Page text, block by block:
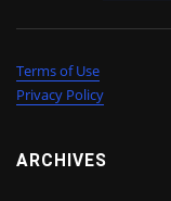
Terms of Use
Privacy Policy
ARCHIVES